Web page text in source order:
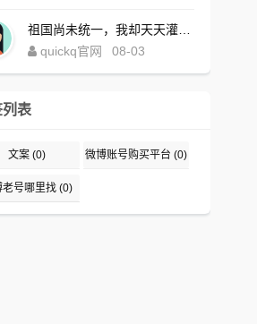
quickq官网
08-03
表
文案 (0) 微博账号购买平台 (0)
老号哪里找 (0)